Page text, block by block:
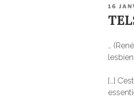
PUBLIÉ
16
…
[…]